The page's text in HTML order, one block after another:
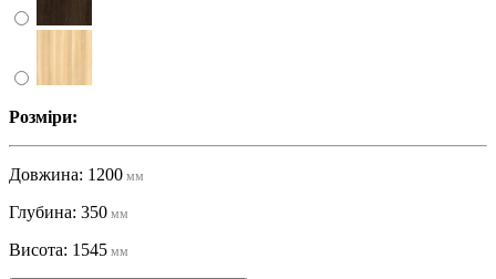
Розміри:
Довжина: 1200 мм
Глубина: 350 мм
Висота: 1545 мм